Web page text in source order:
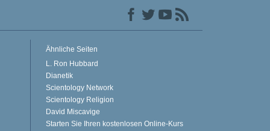
Ähnliche Seiten
L. Ron Hubbard
Dianetik
Scientology Network
Scientology Religion
David Miscavige
Starten Sie Ihren kostenlosen Online-Kurs